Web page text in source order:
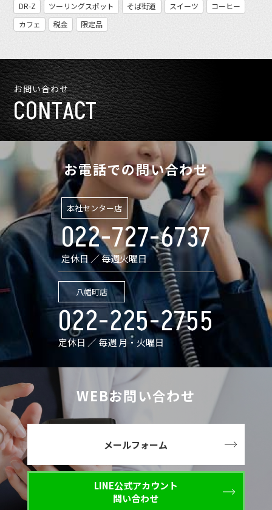
DR-Z
ツーリングスポット そば街道 スイーツ
コーヒー
カフェ
税金 限定品
お問い合わせ
CONTACT
お電話での問い合わせ
本社センター店
022-727-6737
定休日 ／ 毎週火曜日
八幡町店
022-225-2755
定休日 ／ 毎週 月・火曜日
WEBお問い合わせ
メールフォーム
LINE公式アカウント
問い合わせ